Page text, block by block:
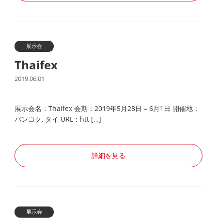
展示会
Thaifex
2019.06.01
展示会名：Thaifex 会期：2019年5月28日 – 6月1日 開催地：
バンコク, タイ URL：htt […]
詳細を見る
展示会